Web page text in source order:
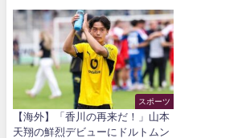
スポーツ
【海外】「香川の再来だ！」山本
天翔の鮮烈デビューにドルトムン